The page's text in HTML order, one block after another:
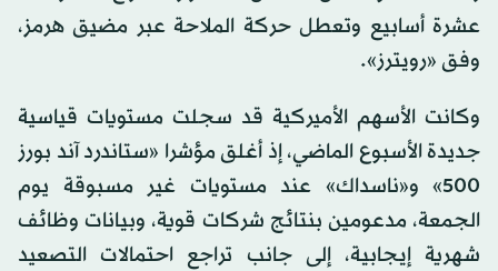
عشرة أسابيع وتعطل حركة الملاحة عبر مضيق هرمز،
وفق «رويترز».
وكانت الأسهم الأميركية قد سجلت مستويات قياسية
جديدة الأسبوع الماضي، إذ أغلق مؤشرا «ستاندرد آند بورز
500» و«ناسداك» عند مستويات غير مسبوقة يوم
الجمعة، مدعومين بنتائج شركات قوية، وبيانات وظائف
شهرية إيجابية، إلى جانب تراجع احتمالات التصعيد